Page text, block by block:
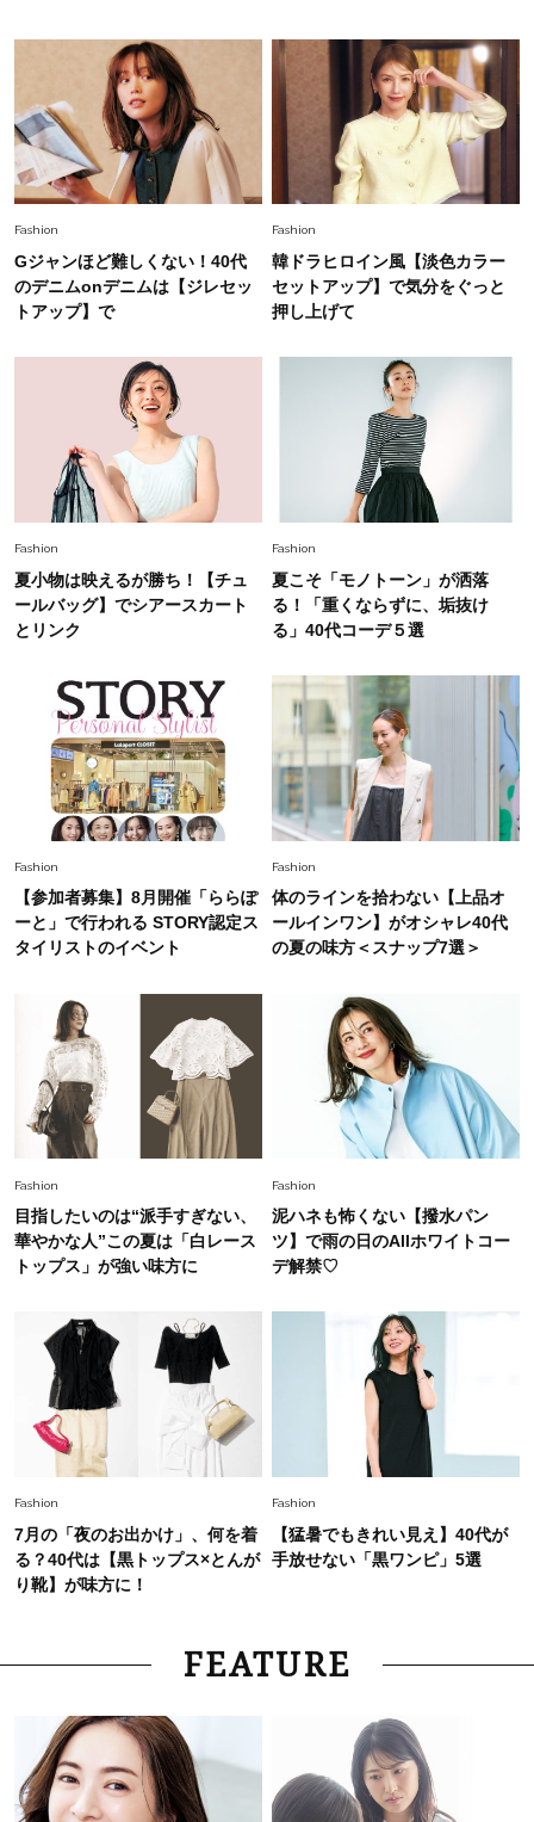
Fashion
40代の夏通勤はこれ１着！「きちんと感」も
「オシャレ」も整うトレンドトップス〈4選〉
初夏はこれさえあれば！40代は【淡色ワンピ】
で即涼しげ＆上品見え〈3選〉
Fashion
オシャレ40代の【ワンピ＆オールインワン】最
旬着こなし3選。地味見え回避のコツは「バッグ
選び」！
Fashion 2026.7.31
【40代のTシャツコーデ】超ビッグサイズ×きれ
いめハーフパンツでモードに昇華
Fashion 2026.6.25
毎日忙しい40代が頼れる！無難に見えない【ひ
Fashion
スタイリストが本気で推す！40代がほどよく華
やぐ【甘め黒アイテム】3選
【最旬かごバッグ】6選
【猛暑でもきれい見え】40代が手放せない「黒
ワンピ」5選
Fashion 2026.7.2
【40代夏コーデ】猛暑でも快適＆上品に！体型
カバーも叶う厳選アイテム〈13選〉
Fashion
Gジャンほど難しくない！40代
のデニムonデニムは【ジレセッ
トアップ】で
Fashion
韓ドラヒロイン風【淡色カラー
セットアップ】で気分をぐっと
押し上げて
Fashion
夏小物は映えるが勝ち！【チュ
ールバッグ】でシアースカート
とリンク
Fashion
夏こそ「モノトーン」が洒落
る！「重くならずに、垢抜け
る」40代コーデ５選
Fashion
【参加者募集】8月開催「ららぽ
ーと」で行われる STORY認定ス
タイリストのイベント
Fashion
体のラインを拾わない【上品オ
ールインワン】がオシャレ40代
の夏の味方＜スナップ7選＞
Fashion
目指したいのは“派手すぎない、
華やかな人”この夏は「白レース
トップス」が強い味方に
Fashion
泥ハネも怖くない【撥水パン
ツ】で雨の日のAllホワイトコー
デ解禁♡
Fashion
7月の「夜のお出かけ」、何を着
る？40代は【黒トップス×とんが
り靴】が味方に！
Fashion
【猛暑でもきれい見え】40代が
手放せない「黒ワンピ」5選
FEATURE